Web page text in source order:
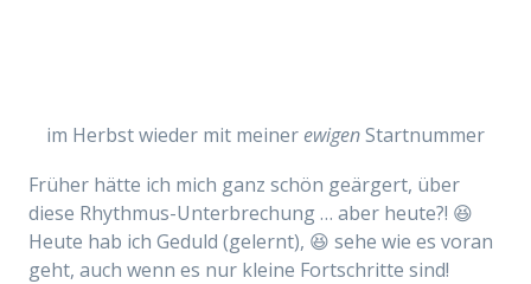
im Herbst wieder mit meinerewigenStartnummer
Früher hätte ich mich ganz schön geärgert, über
diese Rhythmus-Unterbrechung … aber heute?! 😆
Heute hab ich Geduld (gelernt), 😆 sehe wie es voran
geht, auch wenn es nur kleine Fortschritte sind!